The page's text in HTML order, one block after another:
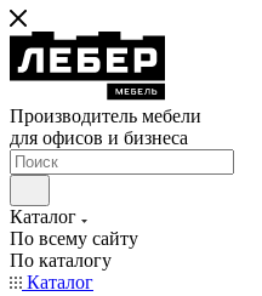
Производитель мебели
для офисов и бизнеса
Каталог
По всему сайту
По каталогу
Каталог